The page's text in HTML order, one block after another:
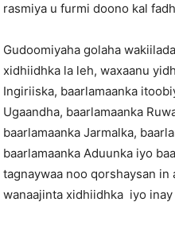
rasmiya u furmi doono kal
Gudoomiyaha golaha
xidhiidhka la leh, waxaanu
Ingiriiska, baarlamaanka
Ugaandha, baarlamaanka
baarlamaanka Jarmalka,
baarlamaanka Aduunka iyo
tagnaywaa noo qorshaysan in
wanaajinta xidhiidhka iyo inay